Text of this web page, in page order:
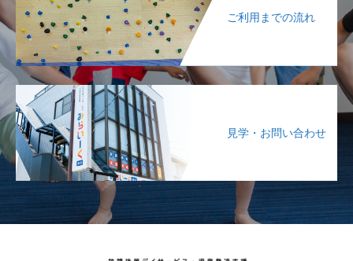
ご利用までの流れ
見学・お問い合わせ